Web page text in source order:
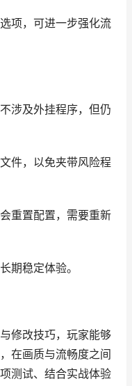
项，可进一步强化流
涉及外挂程序，但仍
件，以免夹带风险程
重置配置，需要重新
期稳定体验。
修改技巧，玩家能够
在画质与流畅度之间
测试、结合实战体验